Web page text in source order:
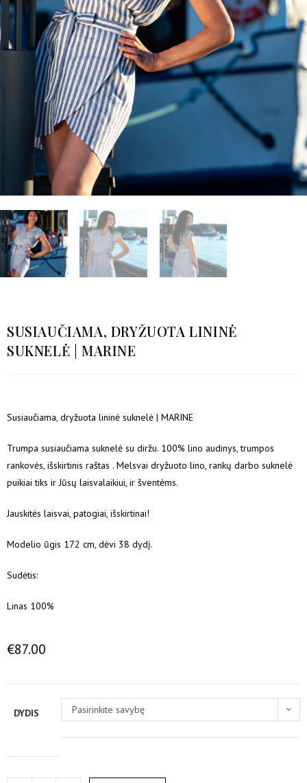
SUSIAUČIAMA, DRYŽUOTA LININĖ
SUKNELĖ | MARINE
Susiaučiama, dryžuota lininė suknelė | MARINE
Trumpa susiaučiama suknelė su diržu. 100% lino audinys, trumpos
rankovės, išskirtinis raštas . Melsvai dryžuoto lino, rankų darbo suknelė
puikiai tiks ir Jūsų laisvalaikiui, ir šventėms.
Jauskitės laisvai, patogiai, išskirtinai!
Modelio ūgis 172 cm, dėvi 38 dydį.
Sudėtis:
Linas 100%
€87.00
DYDIS Pasirinkite savybę